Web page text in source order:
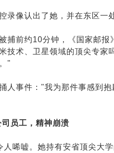
录像认出了她，并在东区一
捕前约10分钟，《国家邮
技术、卫星领域的顶尖专
"
人事件："我为那件事感到
员工，精神崩溃
唏嘘。她持有安省顶尖大